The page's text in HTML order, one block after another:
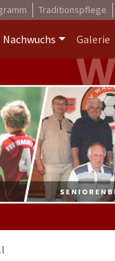
Traditionspflege
Nachwuchs Galerie